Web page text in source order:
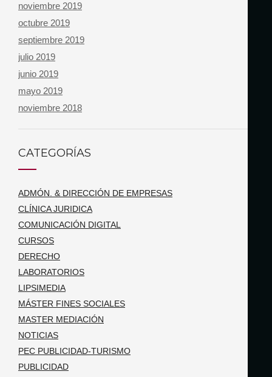
noviembre 2019
octubre 2019
septiembre 2019
julio 2019
junio 2019
mayo 2019
noviembre 2018
CATEGORÍAS
ADMÓN. & DIRECCIÓN DE EMPRESAS
CLÍNICA JURIDICA
COMUNICACIÓN DIGITAL
CURSOS
DERECHO
LABORATORIOS
LIPSIMEDIA
MÁSTER FINES SOCIALES
MASTER MEDIACIÓN
NOTICIAS
PEC PUBLICIDAD-TURISMO
PUBLICIDAD